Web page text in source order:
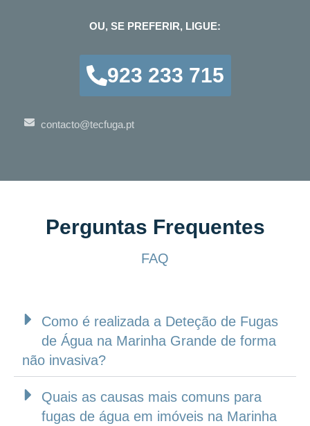
OU, SE PREFERIR, LIGUE:
923 233 715
contacto@tecfuga.pt
Perguntas Frequentes
FAQ
Como é realizada a Deteção de Fugas
de Água na Marinha Grande de forma
não invasiva?
Quais as causas mais comuns para
fugas de água em imóveis na Marinha